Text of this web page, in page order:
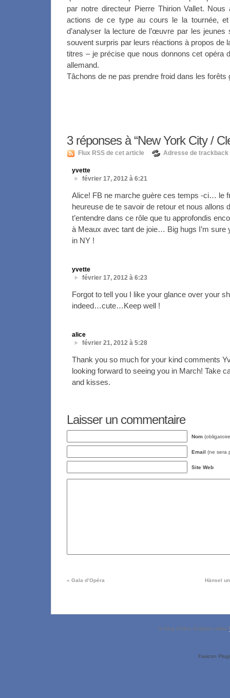
par notre directeur Pierre Thirion Vallet.
actions de ce type au cours le la tournée, et
d’analyser la lecture de l’œuvre par les
souvent surpris par leurs réactions à propos de
titres – je précise que nous donnons cet opéra
allemand.
Tâchons de ne pas prendre froid dans les forêts
3réponses à “New York City /
Flux RSS de cet article Adresse de trackback
yvette
février 17, 2012 à 6:21
Alice! FB ne marche guère ces temps -ci… le
heureuse de te savoir de retour et nous allons
t’entendre dans ce rôle que tu approfondis
à Meaux avec tant de joie… Big hugs I’m sure
in NY !
yvette
février 17, 2012 à 6:23
Forgot to tell you I like your glance over your
indeed…cute…Keep well !
alice
février 21, 2012 à 5:28
Thank you so much for your kind comments
looking forward to seeing you in March! Take
and kisses.
Laisser un commentaire
Nom
Email (ne sera
Site Web
« Gala d’Opéra Hänsel
le blog d’Alice Gulipian utilise
Favicon